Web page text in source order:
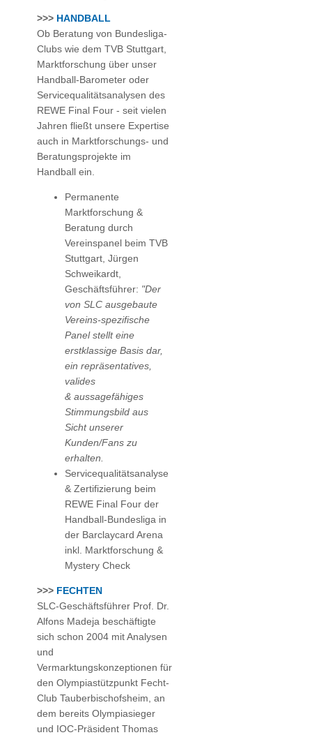
>>> HANDBALL
Ob Beratung von Bundesliga-
Clubs wie dem TVB Stuttgart,
Marktforschung über unser
Handball-Barometer oder
Servicequalitätsanalysen des
REWE Final Four - seit vielen
Jahren fließt unsere Expertise
auch in Marktforschungs- und
Beratungsprojekte im
Handball ein.
Permanente
Marktforschung &
Beratung durch
Vereinspanel beim TVB
Stuttgart, Jürgen
Schweikardt,
Geschäftsführer: "Der
von SLC ausgebaute
Vereins-spezifische
Panel stellt eine
erstklassige Basis dar,
ein repräsentatives,
valides
& aussagefähiges
Stimmungsbild aus
Sicht unserer
Kunden/Fans zu
erhalten.
Servicequalitätsanalyse
& Zertifizierung beim
REWE Final Four der
Handball-Bundesliga in
der Barclaycard Arena
inkl. Marktforschung &
Mystery Check
>>> FECHTEN
SLC-Geschäftsführer Prof. Dr.
Alfons Madeja beschäftigte
sich schon 2004 mit Analysen
und
Vermarktungskonzeptionen für
den Olympiastützpunkt Fecht-
Club Tauberbischofsheim, an
dem bereits Olympiasieger
und IOC-Präsident Thomas